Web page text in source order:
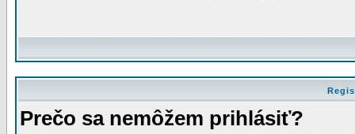
Prečo sa nemôžem prihlásiť?